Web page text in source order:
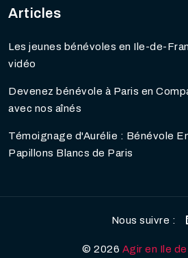
Articles
Les jeunes bénévoles en Ile-de-
vidéo
Devenez bénévole à Paris en
avec nos aînés
Témoignage d'Aurélie : Bénévole
Papillons Blancs de Paris
© 2026 Agir en Ile
Nous suivre :